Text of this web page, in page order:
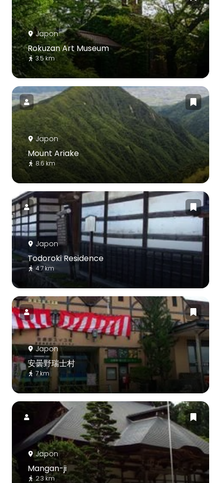
Japon
Rokuzan Art Museum
3.5 km
Japon
Mount Ariake
8.6 km
Japon
Todoroki Residence
4.7 km
Japon
安曇野瑞士村
7 km
Japon
Mangan-ji
2.3 km